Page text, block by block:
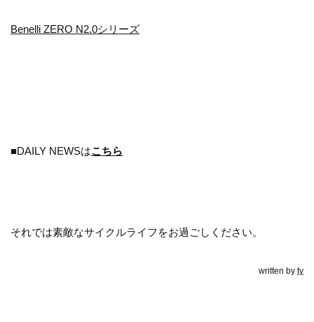
Benelli ZERO N2.0シリーズ
■DAILY NEWSはこちら
それでは素敵なサイクルライフをお過ごしください。
written by ty